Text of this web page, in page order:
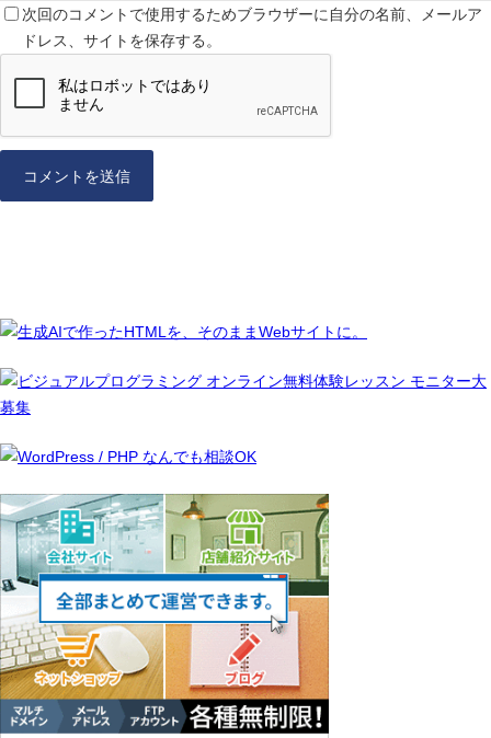
次回のコメントで使用するためブラウザーに自分の名前、メールア
ドレス、サイトを保存する。